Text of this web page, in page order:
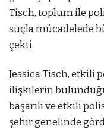
Tisch, toplum ile
suçla mücadelede
çekti.
Jessica Tisch, etkili
ilişkilerin
başarılı ve etkili
şehir genelinde